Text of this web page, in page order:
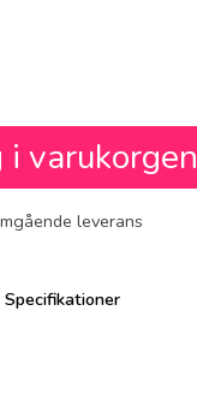
i varukorgen
leverans
Specifikationer